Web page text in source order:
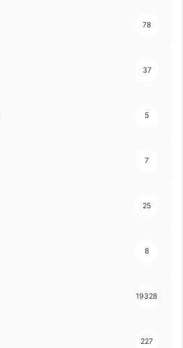
78
37
5
7
25
8
19328
227